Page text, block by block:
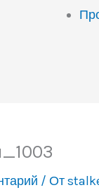
/ От